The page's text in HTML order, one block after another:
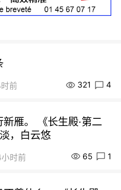
前 321 4
雁。 《长生殿·第二
，白云悠
时前 65 1